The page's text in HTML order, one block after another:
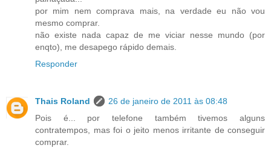
por mim nem comprava mais, na verdade eu não vou
mesmo comprar.
não existe nada capaz de me viciar nesse mundo (por
enqto), me desapego rápido demais.
Responder
Thais Roland
26 de janeiro de 2011 às 08:48
Pois é... por telefone também tivemos alguns
contratempos, mas foi o jeito menos irritante de conseguir
comprar.